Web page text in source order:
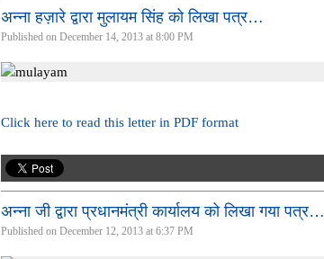
अन्ना हज़ारे द्वारा मुलायम सिंह को लिखा पत्र…
Published on December 14, 2013 at 8:00 PM
Click here to read this letter in PDF format
अन्ना जी द्वारा प्रधानमंत्री कार्यालय को लिखा गया पत्र…
Published on December 12, 2013 at 6:37 PM